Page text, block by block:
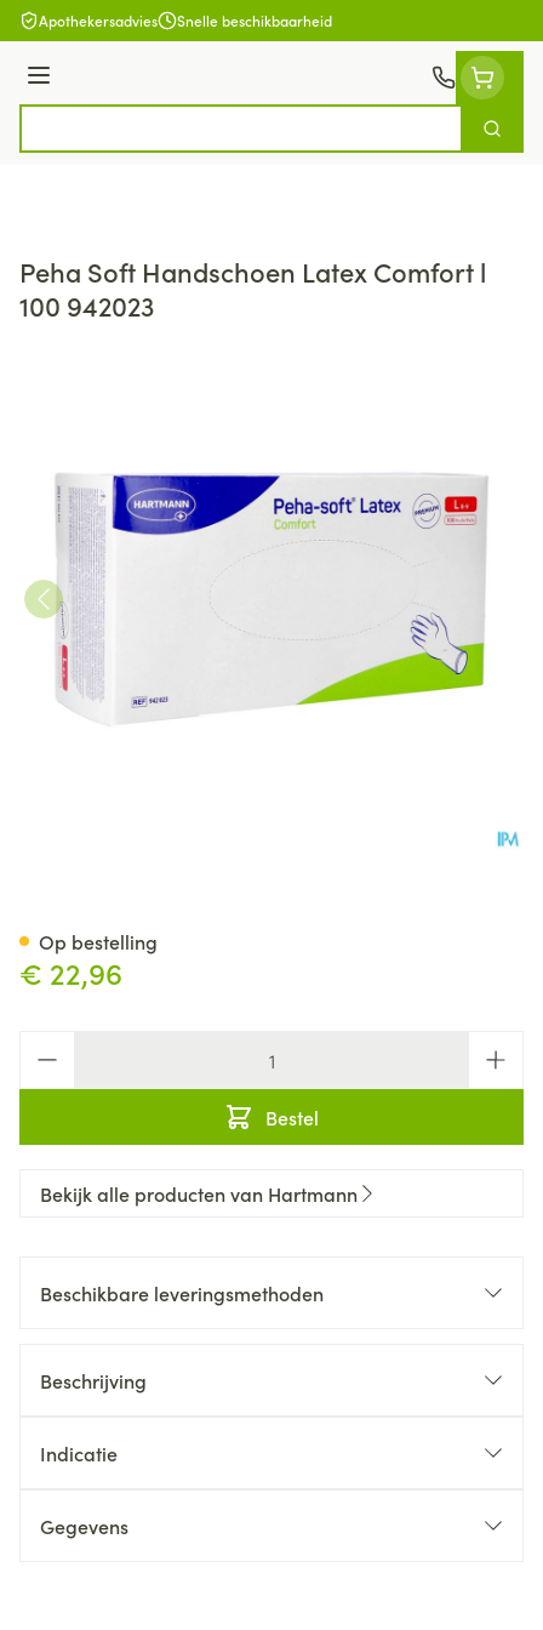
Ga naar de inhoud
Apothekersadvies Snelle beschikbaarheid
Menu
Zoek
Peha Soft Handschoen Latex Comfort l
100 942023
€ 22,96
Bestel
Op bestelling
Bekijk alle producten van Hartmann
Beschikbare leveringsmethoden
Beschrijving
Indicatie
Gegevens